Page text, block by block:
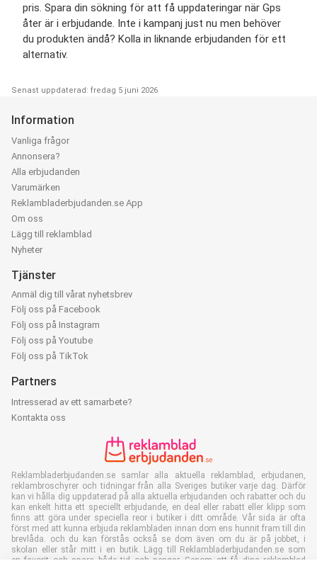
pris. Spara din sökning för att få uppdateringar när Gps
åter är i erbjudande. Inte i kampanj just nu men behöver
du produkten ändå? Kolla in liknande erbjudanden för ett
alternativ.
Senast uppdaterad: fredag 5 juni 2026
Information
Vanliga frågor
Annonsera?
Alla erbjudanden
Varumärken
Reklambladerbjudanden.se App
Om oss
Lägg till reklamblad
Nyheter
Tjänster
Anmäl dig till vårat nyhetsbrev
Följ oss på Facebook
Följ oss på Instagram
Följ oss på Youtube
Följ oss på TikTok
Partners
Intresserad av ett samarbete?
Kontakta oss
Reklambladerbjudanden.se samlar alla aktuella reklamblad, erbjudanen,
reklambroschyrer och tidningar från alla Sveriges butiker varje dag. Därför
kan vi hålla dig uppdaterad på alla aktuella erbjudanden och rabatter och du
kan enkelt hitta ett speciellt erbjudande, en deal eller rabatt eller klipp som
finns att göra under speciella reor i butiker i ditt område. Vår sida är ofta
först med att kunna erbjuda reklambladen innan dom ens hunnit fram till din
brevlåda. och du kan förstås också se dom även om du är på jobbet, i
skolan eller står mitt i en butik. Lägg till Reklambladerbjudanden.se som